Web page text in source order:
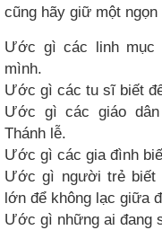
cũng hãy giữ một
Ước gì các linh
mình.
Ước gì các tu sĩ biết
Ước gì các giáo
Thánh lễ.
Ước gì các gia đình
Ước gì người trẻ biết
lớn để không lạc giữa
Ước gì những ai đang